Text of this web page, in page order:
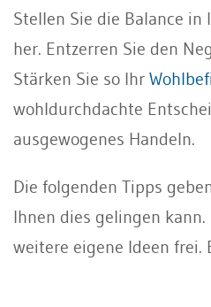
Stellen Sie die Balance in
her. Entzerren Sie den
Stärken Sie so Ihr
wohldurchdachte
ausgewogenes Handeln.
Die folgenden Tipps
Ihnen dies gelingen kann.
weitere eigene Ideen frei.